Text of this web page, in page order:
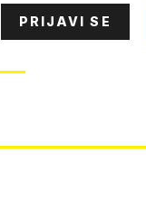
PRIJAVI SE